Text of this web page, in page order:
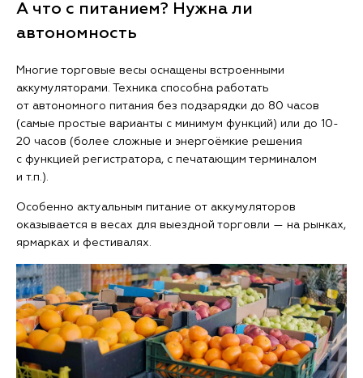
А что с питанием? Нужна ли
автономность
Многие торговые весы оснащены встроенными
аккумуляторами. Техника способна работать
от автономного питания без подзарядки до 80 часов
(самые простые варианты с минимум функций) или до 10-
20 часов (более сложные и энергоёмкие решения
с функцией регистратора, с печатающим терминалом
и т.п.).
Особенно актуальным питание от аккумуляторов
оказывается в весах для выездной торговли — на рынках,
ярмарках и фестивалях.